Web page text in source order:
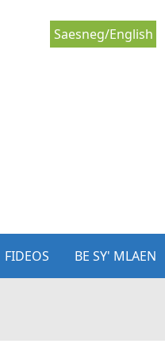
Saesneg/English
FIDEOS BE SY' MLAEN